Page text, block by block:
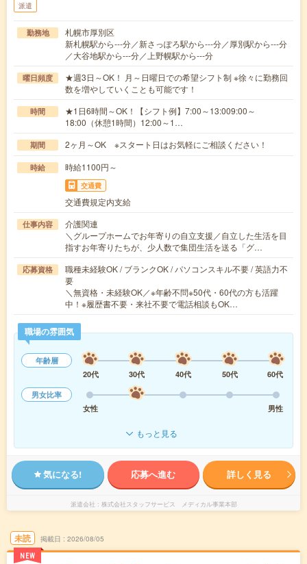
派遣
勤務地
札幌市厚別区
新札幌駅から---分／新さっぽろ駅から---分／厚別駅から---分
／大谷地駅から---分／上野幌駅から---分
曜日頻度
★週3日～OK！ 月～日曜日での希望シフト制 ※徐々に勤務回
数を増やしていくことも可能です！
時間
★1日6時間～OK！【シフト例】7:00～13:009:00～
18:00（休憩1時間）12:00～1…
期間 2ヶ月～OK ※スタート日はお気軽にご相談ください！
時給 時給1100円～
交通費
交通費規定内支給
仕事内容
介護関連
＼グループホームでお年寄りの自立支援／自立した生活を目
指すお年寄りたちが、少人数で集団生活を送る「グ…
応募資格
職種未経験OK / ブランクOK / パソコンスキル不要 / 英語力不
要
＼無資格・未経験OK／※年齢不問※50代・60代の方も活躍
中！※履歴書不要・来社不要で電話相談もOK…
職場の雰囲気
年齢層
20代
30代 40代 50代
60代
男女比率
女性
男性
もっと見る
気になる! 応募へ進む 詳しく見る
派遣会社 株式会社スタッフサービス メディカル事業本部
未読
NEW
掲載日 2026/08/05